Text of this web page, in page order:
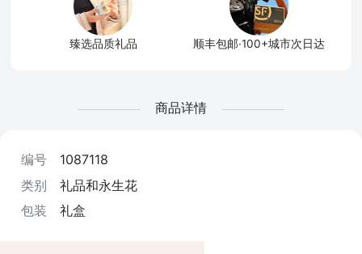
臻选品质礼品 顺丰包邮·100+城市次日达
商品详情
编号
1087118
类别
礼品和永生花
包装
礼盒